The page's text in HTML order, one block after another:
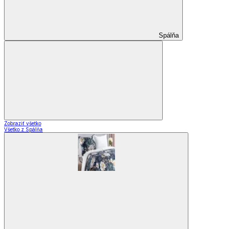
Spálňa
Zobraziť všetko
Všetko z Spálňa